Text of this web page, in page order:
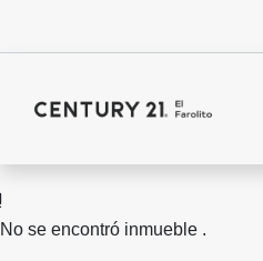
No se encontró inmueble .